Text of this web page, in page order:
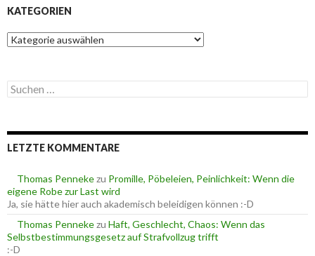
KATEGORIEN
K
a
g
o
n
S
u
e
n
c
h
:
LETZTE KOMMENTARE
Thomas Pennekezu Promille, Pöbeleien, Peinlichkeit: Wenn die
eigene Robe zur Last wird
Ja, sie hätte hier auch akademisch beleidigen können :-D
Thomas Pennekezu Haft, Geschlecht, Chaos: Wenn das
Selbstbestimmungsgesetz auf Strafvollzug trifft
:-D